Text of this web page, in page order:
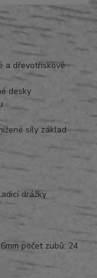
a dřevotřískové
desky
síly základ
drážky
počet zubů: 24